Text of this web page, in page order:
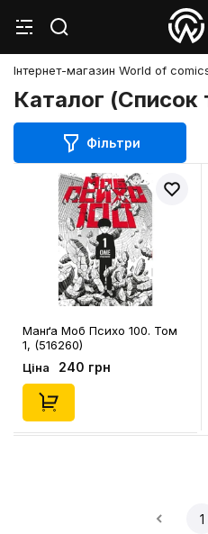
Інтернет-магазин World of
Каталог (Список
Фільтри
Манґа Моб Психо 100. Том
1, (516260)
Ціна 240 грн
1